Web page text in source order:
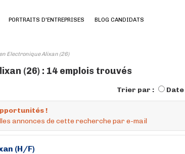
PORTRAITS D'ENTREPRISES BLOG CANDIDATS
Electronique Alixan (26)
(26) : 14 emplois trouvés
Trier par : Date
!
annonces de cette recherche par e-mail
(H/F)